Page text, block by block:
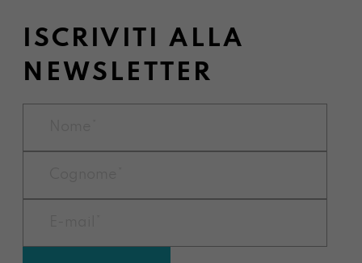
ISCRIVITI ALLA
NEWSLETTER